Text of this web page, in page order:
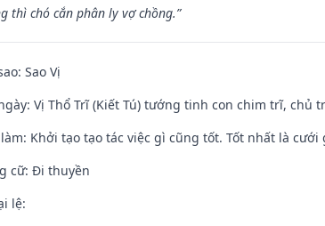
thì chó cắn phân ly vợ chồng.”
: Sao Vị
: Vị Thổ Trĩ (Kiết Tú) tướng tinh con chim trĩ, chủ
: Khởi tạo tạo tác việc gì cũng tốt. Tốt nhất là
cữ: Đi thuyền
lệ: